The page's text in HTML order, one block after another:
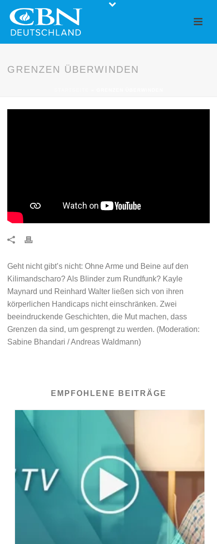
GRENZEN ÜBERWINDEN
Geht nicht gibt’s nicht: Ohne Arme und Beine auf den
Kilimandscharo? Als Blinder zum Rundfunk? Kayle
Maynard und Reinhard Walter ließen sich von ihren
körperlichen Handicaps nicht einschränken. Zwei
beeindruckende Geschichten, die Mut machen, dass
Grenzen da sind, um gesprengt zu werden. (Moderation:
Sabine Bhandari / Andreas Waldmann)
EMPFOHLENE BEITRÄGE